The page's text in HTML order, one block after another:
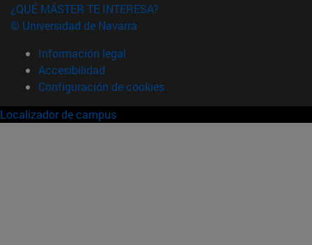
¿QUÉ MÁSTER TE INTERESA?
© Universidad de Navarra
Información legal
Accesibilidad
Configuración de cookies
Localizador de campus